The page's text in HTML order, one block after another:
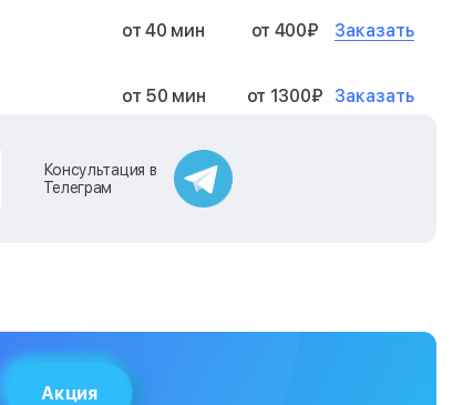
от 40 мин от 400₽ Заказать
от 50 мин от 1300₽ Заказать
от 40 мин
Консультация в
Телеграм
Акция